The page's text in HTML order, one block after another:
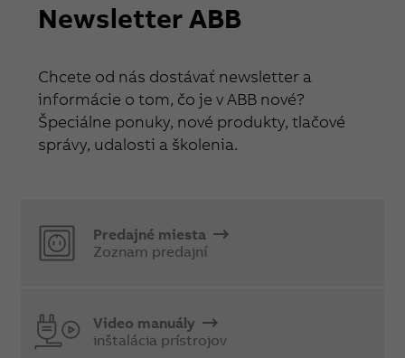
Newsletter ABB
Chcete od nás dostávať newsletter a
informácie o tom, čo je v ABB nové?
Špeciálne ponuky, nové produkty, tlačové
správy, udalosti a školenia.
Predajné miesta
Zoznam predajní
Video manuály
inštalácia prístrojov